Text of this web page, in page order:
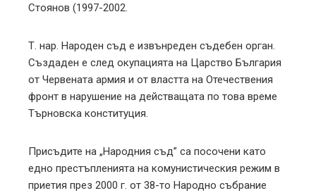
Стоянов (1997-2002.
Т. нар. Народен съд е извънреден съдебен орган.
Създаден е след окупацията на Царство България
от Червената армия и от властта на Отечествения
фронт в нарушение на действащата по това време
Търновска конституция.
Присъдите на „Народния съд” са посочени като
едно престъпленията на комунистическия режим в
приетия през 2000 г. от 38-то Народно събрание